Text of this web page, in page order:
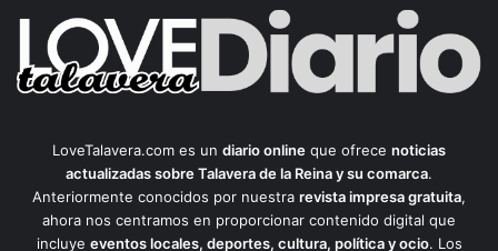
LoveTalavera.com es un diario online que ofrece noticias
actualizadas sobre Talavera de la Reina y su comarca.
Anteriormente conocidos por nuestra revista impresa gratuita,
ahora nos centramos en proporcionar contenido digital que
incluye eventos locales, deportes, cultura, política y ocio. Los